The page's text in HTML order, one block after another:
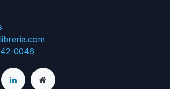
0046